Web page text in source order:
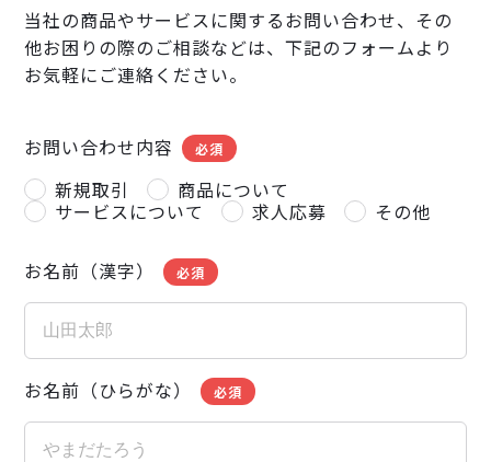
当社の商品やサービスに関するお問い合わせ、その
他お困りの際のご相談などは、下記のフォームより
お気軽にご連絡ください。
お問い合わせ内容 必須
新規取引
商品について
サービスについて
求人応募 その他
お名前（漢字） 必須
お名前（ひらがな） 必須